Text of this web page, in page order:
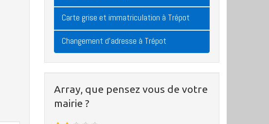
Carte grise et immatriculation à Trépot
Changement d'adresse à Trépot
Array, que pensez vous de votre
mairie ?